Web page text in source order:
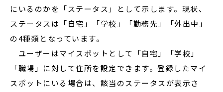
にいるのかを「ステータス」として示します。現状、
ステータスは「自宅」「学校」「勤務先」「外出中」
の4種類となっています。
ユーザーはマイスポットとして「自宅」「学校」
「職場」に対して住所を設定できます。登録したマイ
スポットにいる場合は、該当のステータスが表示さ